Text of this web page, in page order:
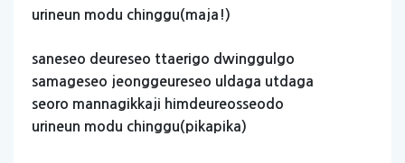
urineun modu chinggu(maja!)
saneseo deureseo ttaerigo dwinggulgo
samageseo jeonggeureseo uldaga utdaga
seoro mannagikkaji himdeureosseodo
urineun modu chinggu(pikapika)